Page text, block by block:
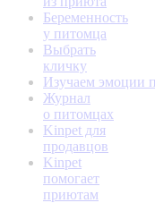
Беременность
у питомца
Выбрать
кличку
Изучаем эмоции
Журнал
о питомцах
Kinpet для
продавцов
Kinpet
помогает
приютам